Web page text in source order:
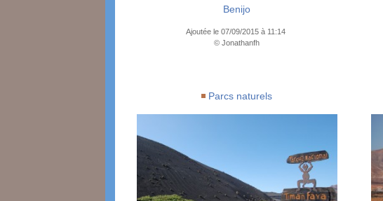
Benijo
Ajoutée le 07/09/2015 à 11:14
© Jonathanfh
Parcs naturels